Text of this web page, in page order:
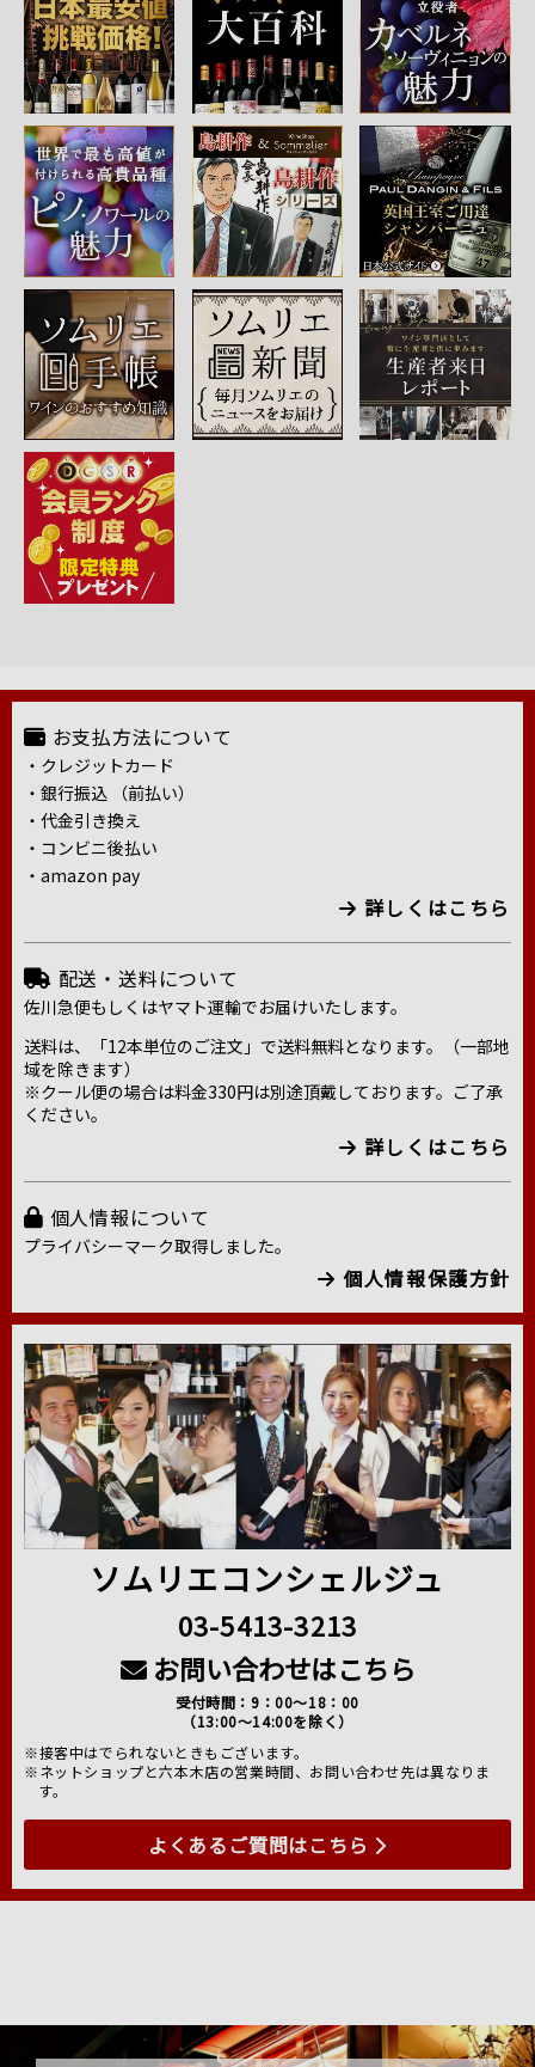
お支払方法について
・クレジットカード
・銀行振込 （前払い）
・代金引き換え
・コンビニ後払い
・amazon pay
詳しくはこちら
配送・送料について
佐川急便もしくはヤマト運輸でお届けいたします。
送料は、「12本単位のご注文」で送料無料となります。（一部地
域を除きます）
※クール便の場合は料金330円は別途頂戴しております。ご了承
ください。
詳しくはこちら
個人情報について
プライバシーマーク取得しました。
個人情報保護方針
ソムリエコンシェルジュ
03-5413-3213
お問い合わせはこちら
受付時間：9：00～18：00
（13:00～14:00を除く）
※接客中はでられないときもございます。
※ネットショップと六本木店の営業時間、お問い合わせ先は異なりま
す。
よくあるご質問はこちら